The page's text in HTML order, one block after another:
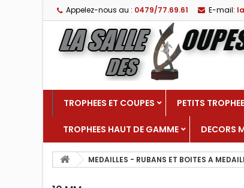
Appelez-nous au : 0479/77.69.61 E-mail:
TROPHEES ET COUPES PETITS
TROPHEES HAUT DE GAMME DECORS
MEDAILLES - RUBANS ET BOITES A